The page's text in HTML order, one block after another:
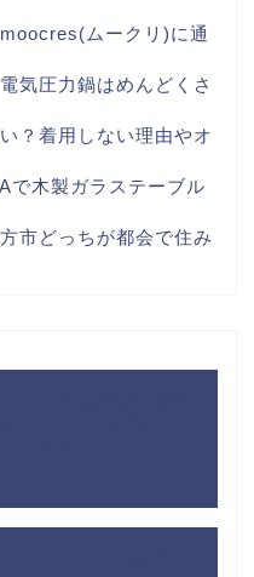
ムークリ)に通
気圧力鍋はめんどくさ
？着用しない理由やオ
で木製ガラステーブル
市どっちが都会で住み
い？狭いワンルームキ